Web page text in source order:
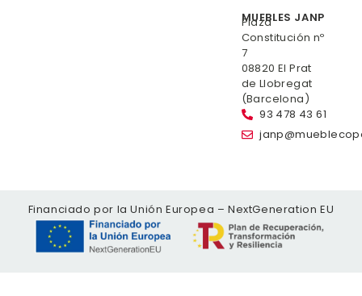
MUEBLES JANP
Plaza
Constitución nº
7
08820 El Prat
de Llobregat
(Barcelona)
93 478 43 61
Financiado por la Unión Europea – NextGeneration EU